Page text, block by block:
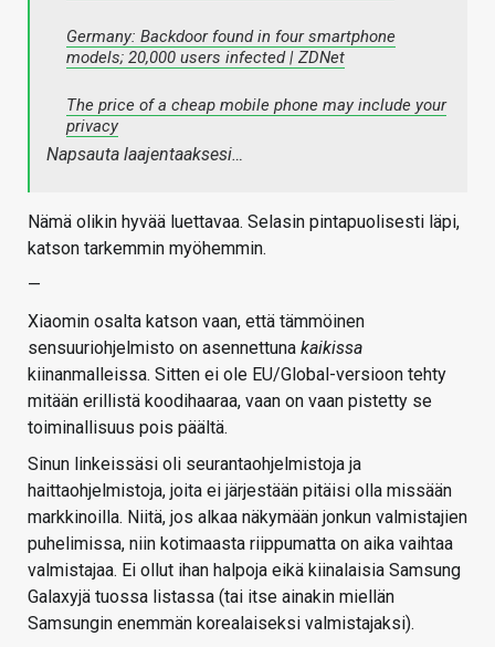
Germany: Backdoor found in four smartphone
models; 20,000 users infected | ZDNet
The price of a cheap mobile phone may include your
privacy
Napsauta laajentaaksesi…
Nämä olikin hyvää luettavaa. Selasin pintapuolisesti läpi,
katson tarkemmin myöhemmin.
—
Xiaomin osalta katson vaan, että tämmöinen
sensuuriohjelmisto on asennettuna kaikissa
kiinanmalleissa. Sitten ei ole EU/Global-versioon tehty
mitään erillistä koodihaaraa, vaan on vaan pistetty se
toiminallisuus pois päältä.
Sinun linkeissäsi oli seurantaohjelmistoja ja
haittaohjelmistoja, joita ei järjestään pitäisi olla missään
markkinoilla. Niitä, jos alkaa näkymään jonkun valmistajien
puhelimissa, niin kotimaasta riippumatta on aika vaihtaa
valmistajaa. Ei ollut ihan halpoja eikä kiinalaisia Samsung
Galaxyjä tuossa listassa (tai itse ainakin miellän
Samsungin enemmän korealaiseksi valmistajaksi).